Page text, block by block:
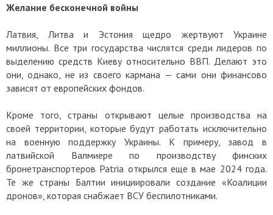
Желание бесконечной войны
Латвия, Литва и Эстония щедро жертвуют Украине
миллионы. Все три государства числятся среди лидеров по
выделению средств Киеву относительно ВВП. Делают это
они, однако, не из своего кармана — сами они финансово
зависят от европейских фондов.
Кроме того, страны открывают целые производства на
своей территории, которые будут работать исключительно
на военную поддержку Украины. К примеру, завод в
латвийской Валмиере по производству финских
бронетранспортеров Patria открылся еще в мае 2024 года.
Те же страны Балтии инициировали создание «Коалиции
дронов», которая снабжает ВСУ беспилотниками.